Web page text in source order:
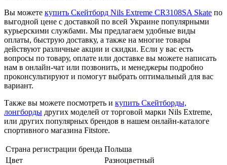
Вы можете купить Скейтборд Nils Extreme CR3108SA Skate по
выгодной цене с доставкой по всей Украине популярными
курьерскими службами. Мы предлагаем удобные виды
оплаты, быструю доставку, а также на многие товары
действуют различные акции и скидки. Если у вас есть
вопросы по товару, оплате или доставке вы можете написать
нам в онлайн-чат или позвонить, и менеджеры подробно
проконсультируют и помогут выбрать оптимальный для вас
вариант.
Также вы можете посмотреть и купить Скейтборды,
лонгборды других моделей от торговой марки Nils Extreme,
или других популярных брендов в нашем онлайн-каталоге
спортивного магазина Fitstore.
Страна регистрации бренда Польша
Цвет
Разноцветный